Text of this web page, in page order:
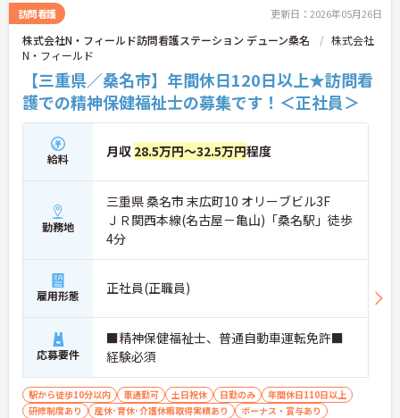
訪問看護 更新日：2026年05月26日
株式会社N・フィールド訪問看護ステーション デューン桑名
株式会社
N・フィールド
【三重県／桑名市】年間休日120日以上★訪問看
護での精神保健福祉士の募集です！＜正社員＞
給料 月収 28.5万円～32.5万円程度
勤務地
三重県 桑名市 末広町10 オリーブビル3F
ＪＲ関西本線(名古屋－亀山)「桑名駅」徒歩
4分
雇用形態 正社員(正職員)
応募要件
■精神保健福祉士、普通自動車運転免許■
経験必須
駅から徒歩10分以内 車通勤可 土日祝休 日勤のみ
年間休日110日以上
研修制度あり
産休･育休･介護休暇取得実績あり
ボーナス・賞与あり